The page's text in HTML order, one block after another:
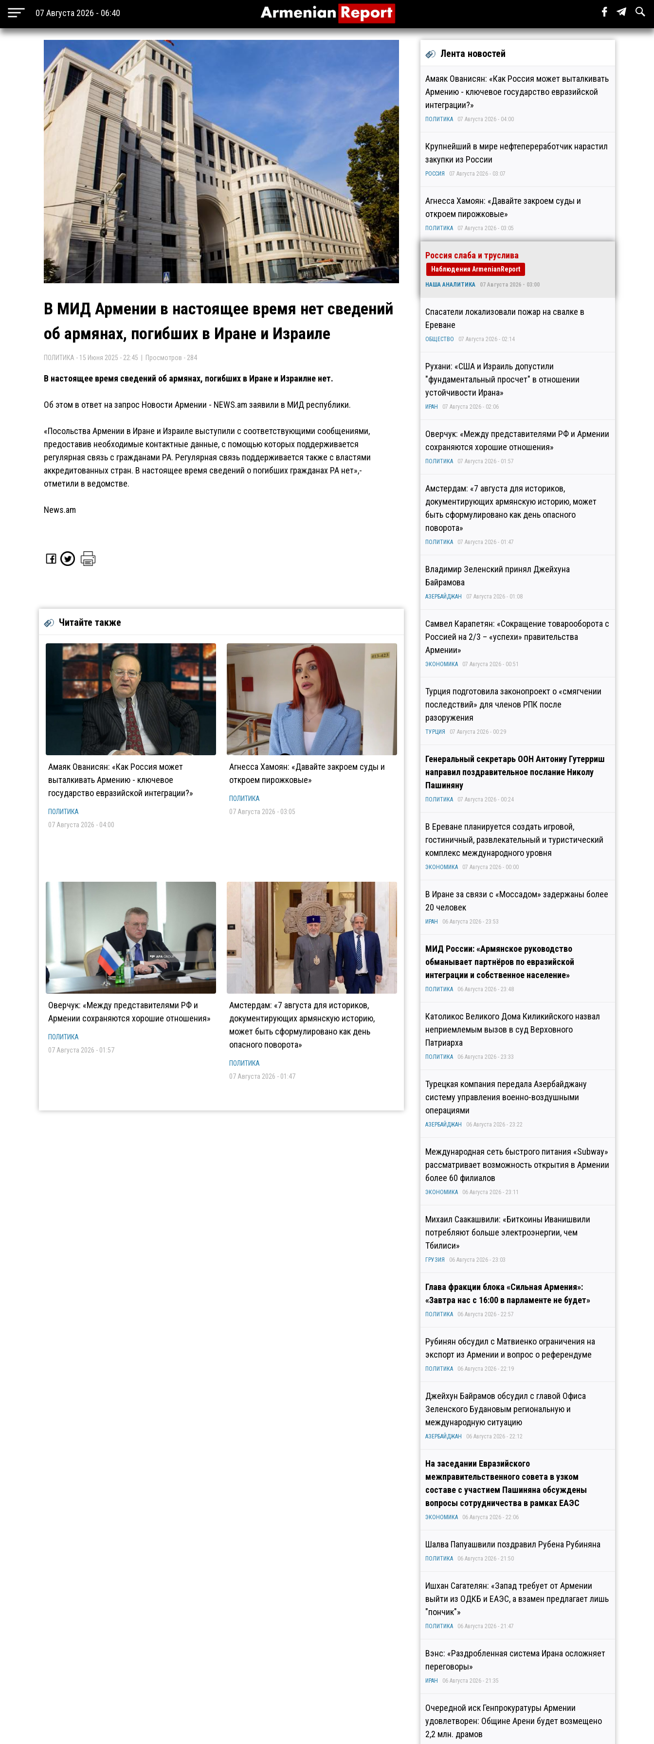
07 Августа 2026 - 06:40
В МИД Армении в настоящее время нет сведений
об армянах, погибших в Иране и Израиле
ПОЛИТИКА - 15 Июня 2025 - 22:45 | Просмотров - 284
В настоящее время сведений об армянах, погибших в Иране и Израилне нет.
Об этом в ответ на запрос Новости Армении - NEWS.am заявили в МИД республики.
«Посольства Армении в Иране и Израиле выступили с соответствующими сообщениями,
предоставив необходимые контактные данные, с помощью которых поддерживается
регулярная связь с гражданами РА. Регулярная связь поддерживается также с властями
аккредитованных стран. В настоящее время сведений о погибших гражданах РА нет»,-
отметили в ведомстве.
News.am
Читайте также
Амаяк Ованисян: «Как Россия может
выталкивать Армению - ключевое
государство евразийской интеграции?»
ПОЛИТИКА
07 Августа 2026 - 04:00
Агнесса Хамоян: «Давайте закроем суды и
откроем пирожковые»
ПОЛИТИКА
07 Августа 2026 - 03:05
Оверчук: «Между представителями РФ и
Армении сохраняются хорошие отношения»
ПОЛИТИКА
07 Августа 2026 - 01:57
Амстердам: «7 августа для историков,
документирующих армянскую историю,
может быть сформулировано как день
опасного поворота»
ПОЛИТИКА
07 Августа 2026 - 01:47
Лента новостей
Амаяк Ованисян: «Как Россия может выталкивать
Армению - ключевое государство евразийской
интеграции?»
ПОЛИТИКА 07 Августа 2026 - 04:00
Крупнейший в мире нефтепереработчик нарастил
закупки из России
РОССИЯ 07 Августа 2026 - 03:07
Агнесса Хамоян: «Давайте закроем суды и
откроем пирожковые»
ПОЛИТИКА 07 Августа 2026 - 03:05
Россия слаба и труслива
Наблюдения ArmenianReport
НАША АНАЛИТИКА 07 Августа 2026 - 03:00
Спасатели локализовали пожар на свалке в
Ереване
ОБЩЕСТВО 07 Августа 2026 - 02:14
Рухани: «США и Израиль допустили
"фундаментальный просчет" в отношении
устойчивости Ирана»
ИРАН 07 Августа 2026 - 02:06
Оверчук: «Между представителями РФ и Армении
сохраняются хорошие отношения»
ПОЛИТИКА 07 Августа 2026 - 01:57
Амстердам: «7 августа для историков,
документирующих армянскую историю, может
быть сформулировано как день опасного
поворота»
ПОЛИТИКА 07 Августа 2026 - 01:47
Владимир Зеленский принял Джейхуна
Байрамова
АЗЕРБАЙДЖАН 07 Августа 2026 - 01:08
Самвел Карапетян: «Сокращение товарооборота с
Россией на 2/3 – «успехи» правительства
Армении»
ЭКОНОМИКА 07 Августа 2026 - 00:51
Турция подготовила законопроект о «смягчении
последствий» для членов РПК после
разоружения
ТУРЦИЯ 07 Августа 2026 - 00:29
Генеральный секретарь ООН Антониу Гутерриш
направил поздравительное послание Николу
Пашиняну
ПОЛИТИКА 07 Августа 2026 - 00:24
В Ереване планируется создать игровой,
гостиничный, развлекательный и туристический
комплекс международного уровня
ЭКОНОМИКА 07 Августа 2026 - 00:00
В Иране за связи с «Моссадом» задержаны более
20 человек
ИРАН 06 Августа 2026 - 23:53
МИД России: «Армянское руководство
обманывает партнёров по евразийской
интеграции и собственное население»
ПОЛИТИКА 06 Августа 2026 - 23:48
Католикос Великого Дома Киликийского назвал
неприемлемым вызов в суд Верховного
Патриарха
ПОЛИТИКА 06 Августа 2026 - 23:33
Турецкая компания передала Азербайджану
систему управления военно-воздушными
операциями
АЗЕРБАЙДЖАН 06 Августа 2026 - 23:22
Международная сеть быстрого питания «Subway»
рассматривает возможность открытия в Армении
более 60 филиалов
ЭКОНОМИКА 06 Августа 2026 - 23:11
Михаил Саакашвили: «Биткоины Иванишвили
потребляют больше электроэнергии, чем
Тбилиси»
ГРУЗИЯ 06 Августа 2026 - 23:03
Глава фракции блока «Сильная Армения»:
«Завтра нас с 16:00 в парламенте не будет»
ПОЛИТИКА 06 Августа 2026 - 22:57
Рубинян обсудил с Матвиенко ограничения на
экспорт из Армении и вопрос о референдуме
ПОЛИТИКА 06 Августа 2026 - 22:19
Джейхун Байрамов обсудил с главой Офиса
Зеленского Будановым региональную и
международную ситуацию
АЗЕРБАЙДЖАН 06 Августа 2026 - 22:12
На заседании Евразийского
межправительственного совета в узком
составе с участием Пашиняна обсуждены
вопросы сотрудничества в рамках ЕАЭС
ЭКОНОМИКА 06 Августа 2026 - 22:06
Шалва Папуашвили поздравил Рубена Рубиняна
ПОЛИТИКА 06 Августа 2026 - 21:50
Ишхан Сагателян: «Запад требует от Армении
выйти из ОДКБ и ЕАЭС, а взамен предлагает лишь
"пончик"»
ПОЛИТИКА 06 Августа 2026 - 21:47
Вэнс: «Раздробленная система Ирана осложняет
переговоры»
ИРАН 06 Августа 2026 - 21:35
Очередной иск Генпрокуратуры Армении
удовлетворен: Общине Арени будет возмещено
2,2 млн. драмов